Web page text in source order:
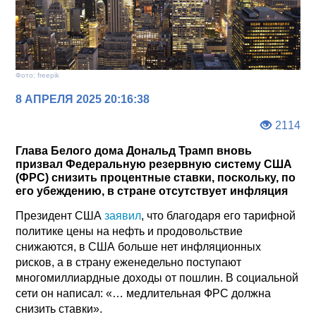
Фото: freepik
8 АПРЕЛЯ 2025 20:16:38
2114
Глава Белого дома Дональд Трамп вновь
призвал Федеральную резервную систему США
(ФРС) снизить процентные ставки, поскольку, по
его убеждению, в стране отсутствует инфляция
Президент СШАзаявил, что благодаря его тарифной
политике цены на нефть и продовольствие
снижаются, в США больше нет инфляционных
рисков, а в страну еженедельно поступают
многомиллиардные доходы от пошлин. В социальной
сети он написал: «… медлительная ФРС должна
снизить ставки».